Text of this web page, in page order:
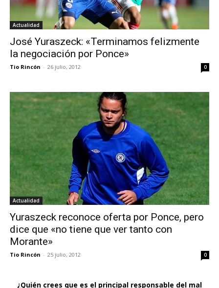
Actualidad
José Yuraszeck: «Terminamos felizmente
la negociación por Ponce»
Tio Rincón - 26 julio, 2012 0
Actualidad
Yuraszeck reconoce oferta por Ponce, pero
dice que «no tiene que ver tanto con
Morante»
Tio Rincón - 25 julio, 2012 0
¿Quién crees que es el principal responsable del mal